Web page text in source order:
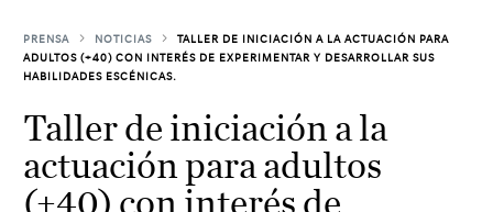
PRENSA NOTICIAS
TALLER DE INICIACIÓN A LA ACTUACIÓN PARA
ADULTOS (+40) CON INTERÉS DE EXPERIMENTAR Y DESARROLLAR SUS
HABILIDADES ESCÉNICAS.
Taller de iniciación a la
actuación para adultos
(+40) con interés de